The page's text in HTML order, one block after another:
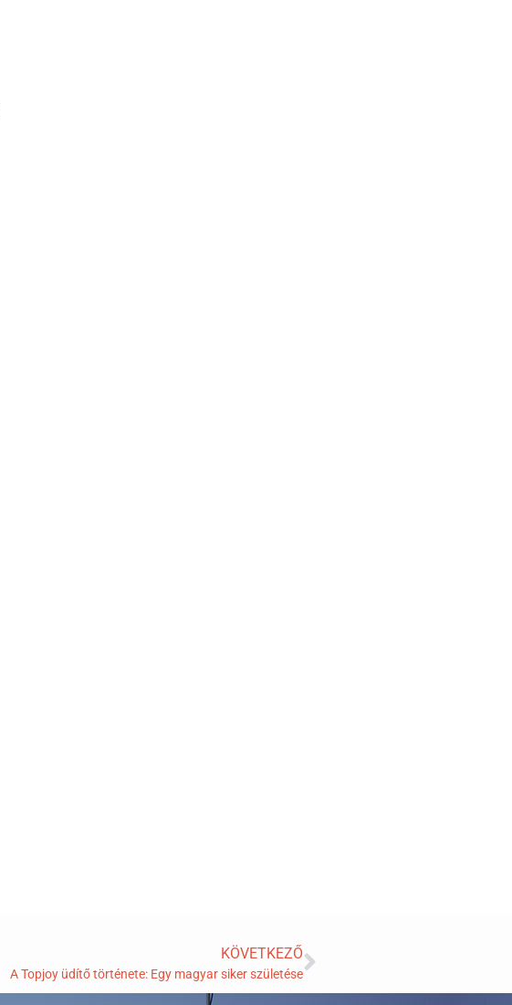
KÖVETKEZŐ
A Topjoy üdítő története: Egy magyar siker születése